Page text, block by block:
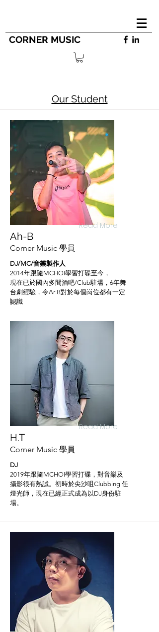
CORNER MUSIC
Our Student
Ah-B
Read More
Corner Music 學員
DJ/MC/音樂製作人
2014年跟隨MCHOI學習打碟至今，
現在已於國內多間酒吧/Club駐場，6年舞
台劇經驗，令Ar-B對於每個崗位都有一定
認識
H.T
Read More
Corner Music 學員
DJ
​2019年跟隨MCHOI學習打碟，對音樂及
攝影很有熱誠。初時於尖沙咀Clubbing 任
燈光師， 現在已經正式成為以DJ身份駐
場。